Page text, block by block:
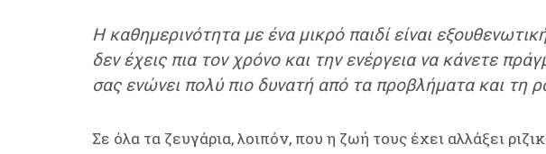
Η καθημερινότητα με ένα μικρό παιδί είναι
δεν έχεις πια τον χρόνο και την ενέργεια να κάνετε
σας ενώνει πολύ πιο δυνατή από τα προβλήματα και τη
Σε όλα τα ζευγάρια, λοιπόν, που η ζωή τους έχει αλλάξει